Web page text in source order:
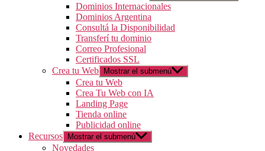
Dominios Internacionales
Dominios Argentina
Consultá la Disponibilidad
Transferí tu dominio
Correo Profesional
Certificados SSL
Crea tu Web
Mostrar el submenú
Crea tu Web
Crea Tu Web con IA
Landing Page
Tienda online
Publicidad online
Recursos
Mostrar el submenú
Novedades